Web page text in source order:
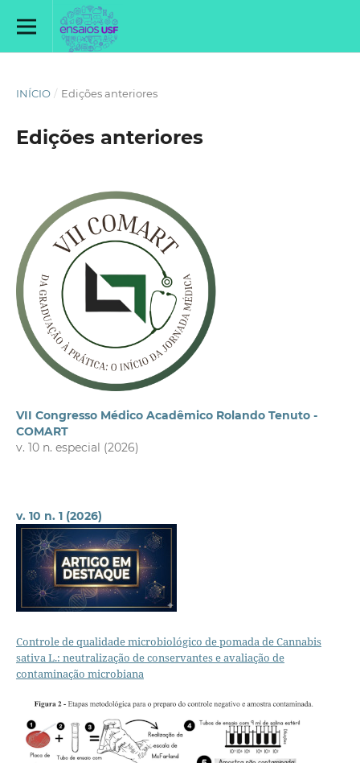
INÍCIO / Edições anteriores
Edições anteriores
VII Congresso Médico Acadêmico Rolando Tenuto -
COMART
v. 10 n. especial (2026)
v. 10 n. 1 (2026)
Controle de qualidade microbiológico de pomada de Cannabis
sativa L.: neutralização de conservantes e avaliação de
contaminação microbiana